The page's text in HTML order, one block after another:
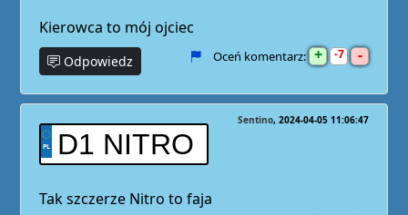
Kierowca to mój ojciec
Odpowiedz Oceń komentarz: + 7 -
D1 NITRO
Sentino 2024-04-05 11:06:47
Tak szczerze Nitro to faja